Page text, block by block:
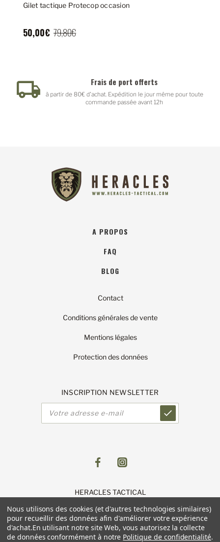
Gilet tactique Protecop occasion
79,80€
50,00€
Frais de port offerts
à partir de 80€ d'achat. Expédition le jour même pour toute
commande passée avant 12h
A PROPOS
FAQ
BLOG
Contact
Conditions générales de vente
Mentions légales
Protection des données
INSCRIPTION NEWSLETTER
HERACLES TACTICAL
11 Parc du Luetzelfeld
67118 GEISPOLSHEIM
Nous utilisons des cookies (et d'autres technologies similaires)
pour recueillir des données afin d'améliorer votre expérience
d'achat.En utilisant notre site Web, vous autorisez la collecte
de données conformément à notre Politique de confidentialité.